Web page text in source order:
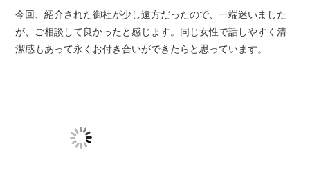
今回、紹介された御社が少し遠方だったので、一端迷いました
が、ご相談して良かったと感じます。同じ女性で話しやすく清
潔感もあって永くお付き合いができたらと思っています。